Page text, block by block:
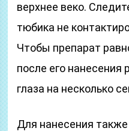
верхнее веко.
тюбика не
Чтобы препарат
после его нанесения
глаза на несколько
Для нанесения